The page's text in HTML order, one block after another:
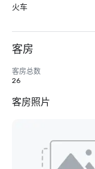
火车
客房
客房总数
26
客房照片